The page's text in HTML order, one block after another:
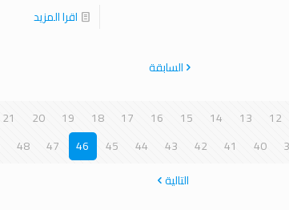
اقرا المزيد
السابقة
12
13
14
15
16
17
18
19
20
21
40
41
42
43
44
45
46
47
48
التالية